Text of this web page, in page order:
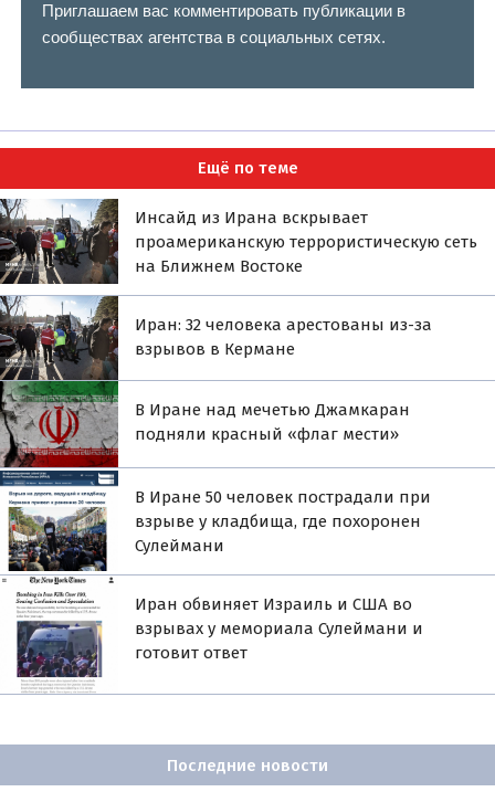
Приглашаем вас комментировать публикации в
сообществах агентства в социальных сетях.
Ещё по теме
Инсайд из Ирана вскрывает
проамериканскую террористическую сеть
на Ближнем Востоке
Иран: 32 человека арестованы из-за
взрывов в Кермане
В Иране над мечетью Джамкаран
подняли красный «флаг мести»
В Иране 50 человек пострадали при
взрыве у кладбища, где похоронен
Сулеймани
Иран обвиняет Израиль и США во
взрывах у мемориала Сулеймани и
готовит ответ
Последние новости